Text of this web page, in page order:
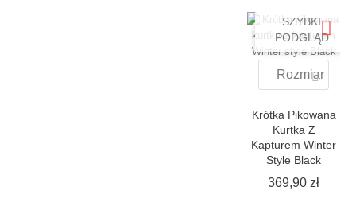
SZYBKI
PODGLĄD
Rozmiar
Krótka Pikowana
Kurtka Z
Kapturem Winter
Style Black
369,90 złCena